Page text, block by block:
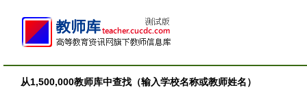
从1,500,000教师库中查找（输入学校名称或教师姓名）